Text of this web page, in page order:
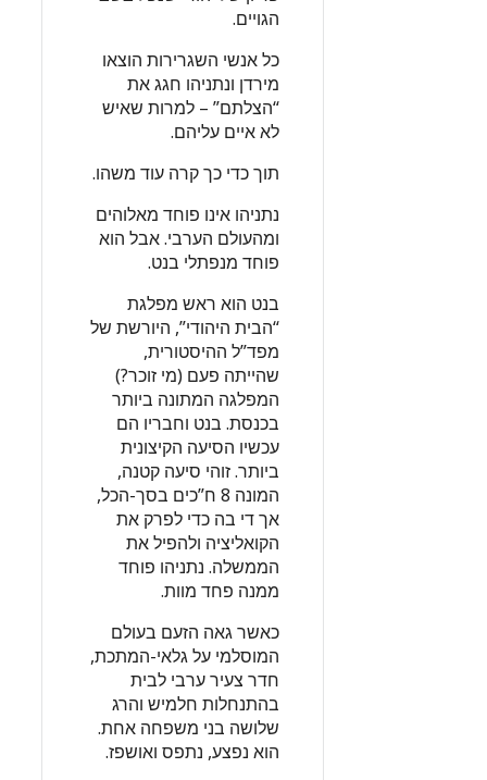
הגויים.
כל אנשי השגרירות הוצאו
מירדן ונתניהו חגג את
“הצלתם” – למרות שאיש
לא איים עליהם.
תוך כדי כך קרה עוד משהו.
נתניהו אינו פוחד מאלוהים
ומהעולם הערבי. אבל הוא
פוחד מנפתלי בנט.
בנט הוא ראש מפלגת
“הבית היהודי”, היורשת של
מפד”ל ההיסטורית,
שהייתה פעם (מי זוכר?)
המפלגה המתונה ביותר
בכנסת. בנט וחבריו הם
עכשיו הסיעה הקיצונית
ביותר. זוהי סיעה קטנה,
המונה 8 ח”כים בסך-הכל,
אך די בה כדי לפרק את
הקואליציה ולהפיל את
הממשלה. נתניהו פוחד
ממנה פחד מוות.
כאשר גאה הזעם בעולם
המוסלמי על גלאי-המתכת,
חדר צעיר ערבי לבית
בהתנחלות חלמיש והרג
שלושה בני משפחה אחת.
הוא נפצע, נתפס ואושפז.